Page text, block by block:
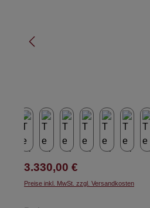
Regulärer Preis:
3.330,00 €
Preise inkl. MwSt. zzgl. Versandkosten